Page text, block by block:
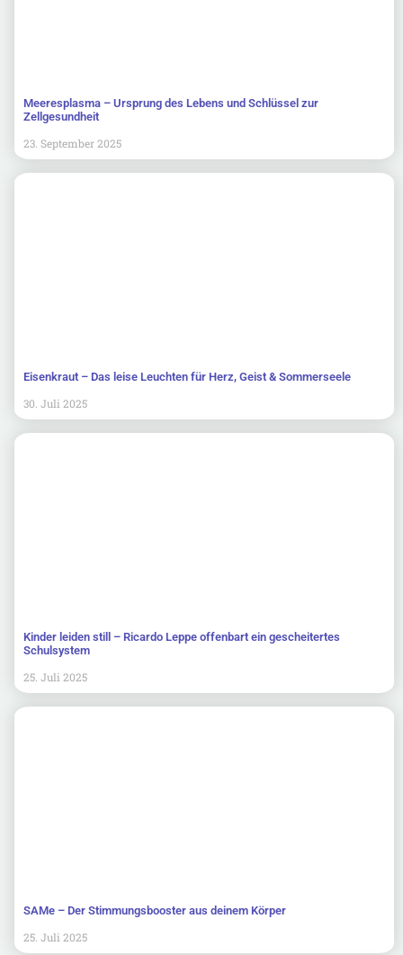
Meeresplasma – Ursprung des Lebens und Schlüssel zur
Zellgesundheit
23. September 2025
Eisenkraut – Das leise Leuchten für Herz, Geist & Sommerseele
30. Juli 2025
Kinder leiden still – Ricardo Leppe offenbart ein gescheitertes
Schulsystem
25. Juli 2025
SAMe – Der Stimmungsbooster aus deinem Körper
25. Juli 2025